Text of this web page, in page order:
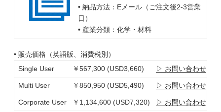
• 納品方法：Eメール（ご注文後2-3営業
日）
• 産業分類：化学・材料
• 販売価格（英語版、消費税別）
Single User
￥567,300 (USD3,660) ▷ お問い合わせ
Multi User ￥850,950 (USD5,490) ▷ お問い合わせ
Corporate User ￥1,134,600 (USD7,320) ▷ お問い合わせ